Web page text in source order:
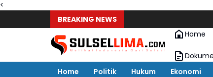
<
BREAKING NEWS
Home
Home
Politik Hukum Ekonomi